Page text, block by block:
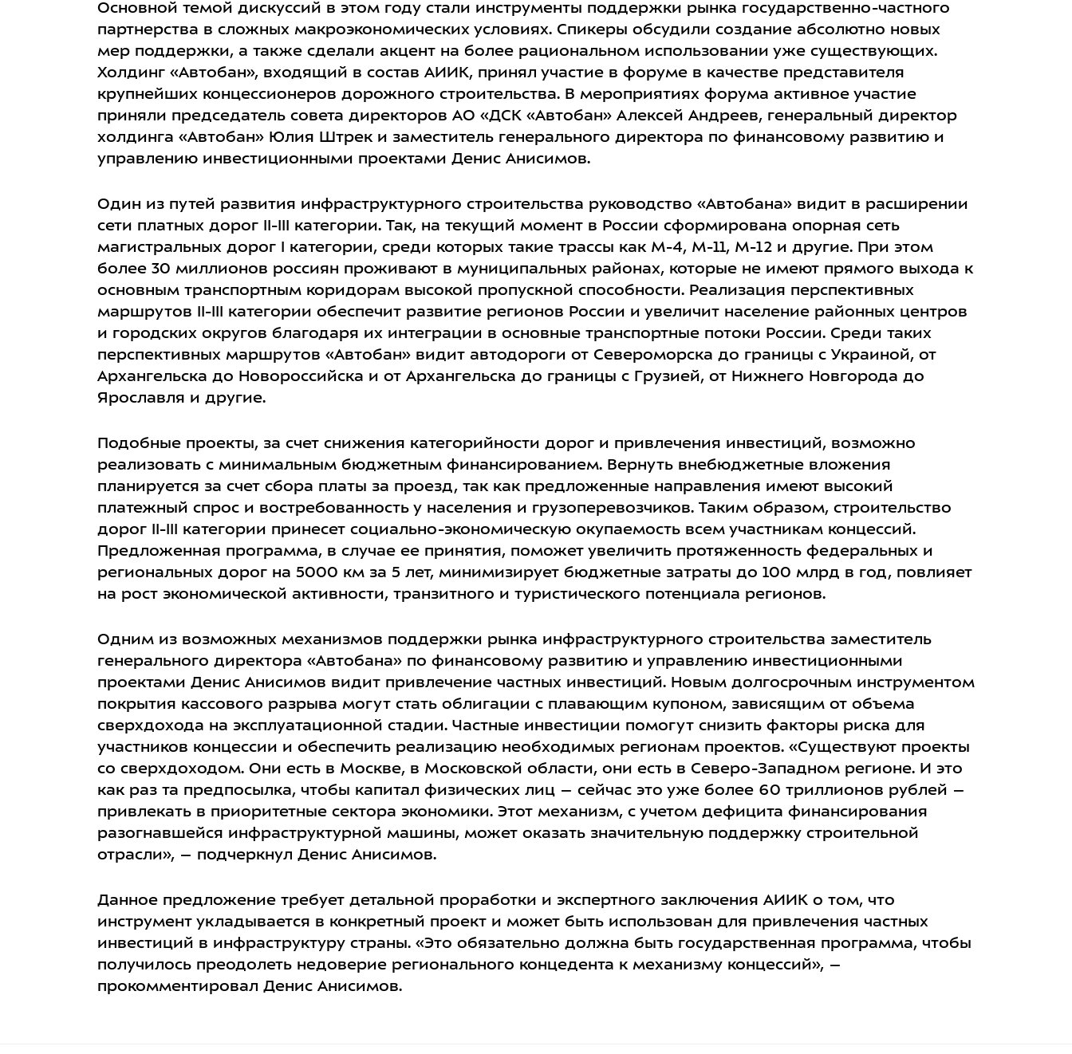
Основной темой дискуссий в этом году стали инструменты поддержки рынка государственно-частного
партнерства в сложных макроэкономических условиях. Спикеры обсудили создание абсолютно новых
мер поддержки, а также сделали акцент на более рациональном использовании уже существующих.
Холдинг «Автобан», входящий в состав АИИК, принял участие в форуме в качестве представителя
крупнейших концессионеров дорожного строительства. В мероприятиях форума активное участие
приняли председатель совета директоров АО «ДСК «Автобан» Алексей Андреев, генеральный директор
холдинга «Автобан» Юлия Штрек и заместитель генерального директора по финансовому развитию и
управлению инвестиционными проектами Денис Анисимов.
Один из путей развития инфраструктурного строительства руководство «Автобана» видит в расширении
сети платных дорог II-III категории. Так, на текущий момент в России сформирована опорная сеть
магистральных дорог I категории, среди которых такие трассы как М-4, М-11, М-12 и другие. При этом
более 30 миллионов россиян проживают в муниципальных районах, которые не имеют прямого выхода к
основным транспортным коридорам высокой пропускной способности. Реализация перспективных
маршрутов II-III категории обеспечит развитие регионов России и увеличит население районных центров
и городских округов благодаря их интеграции в основные транспортные потоки России. Среди таких
перспективных маршрутов «Автобан» видит автодороги от Североморска до границы с Украиной, от
Архангельска до Новороссийска и от Архангельска до границы с Грузией, от Нижнего Новгорода до
Ярославля и другие.
Подобные проекты, за счет снижения категорийности дорог и привлечения инвестиций, возможно
реализовать с минимальным бюджетным финансированием. Вернуть внебюджетные вложения
планируется за счет сбора платы за проезд, так как предложенные направления имеют высокий
платежный спрос и востребованность у населения и грузоперевозчиков. Таким образом, строительство
дорог II-III категории принесет социально-экономическую окупаемость всем участникам концессий.
Предложенная программа, в случае ее принятия, поможет увеличить протяженность федеральных и
региональных дорог на 5000 км за 5 лет, минимизирует бюджетные затраты до 100 млрд в год, повлияет
на рост экономической активности, транзитного и туристического потенциала регионов.
Одним из возможных механизмов поддержки рынка инфраструктурного строительства заместитель
генерального директора «Автобана» по финансовому развитию и управлению инвестиционными
проектами Денис Анисимов видит привлечение частных инвестиций. Новым долгосрочным инструментом
покрытия кассового разрыва могут стать облигации с плавающим купоном, зависящим от объема
сверхдохода на эксплуатационной стадии. Частные инвестиции помогут снизить факторы риска для
участников концессии и обеспечить реализацию необходимых регионам проектов. «Существуют проекты
со сверхдоходом. Они есть в Москве, в Московской области, они есть в Северо-Западном регионе. И это
как раз та предпосылка, чтобы капитал физических лиц – сейчас это уже более 60 триллионов рублей –
привлекать в приоритетные сектора экономики. Этот механизм, с учетом дефицита финансирования
разогнавшейся инфраструктурной машины, может оказать значительную поддержку строительной
отрасли», – подчеркнул Денис Анисимов.
Данное предложение требует детальной проработки и экспертного заключения АИИК о том, что
инструмент укладывается в конкретный проект и может быть использован для привлечения частных
инвестиций в инфраструктуру страны. «Это обязательно должна быть государственная программа, чтобы
получилось преодолеть недоверие регионального концедента к механизму концессий», –
прокомментировал Денис Анисимов.